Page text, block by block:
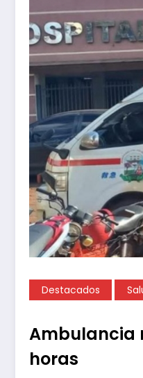
Destacados
Ambulancia
horas